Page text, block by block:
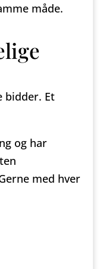
måde.
bidder. Et
og har
med hver